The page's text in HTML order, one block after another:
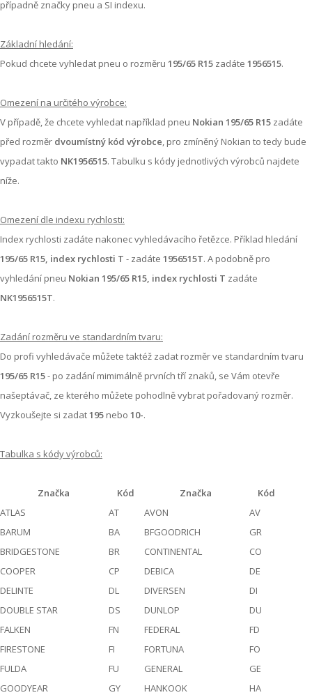
případně značky pneu a SI indexu.
Základní hledání:
Pokud chcete vyhledat pneu o rozměru 195/65 R15 zadáte 1956515.
Omezení na určitého výrobce:
V případě, že chcete vyhledat například pneu Nokian 195/65 R15 zadáte
před rozměr dvoumístný kód výrobce, pro zmíněný Nokian to tedy bude
vypadat takto NK1956515. Tabulku s kódy jednotlivých výrobců najdete
níže.
Omezení dle indexu rychlosti:
Index rychlosti zadáte nakonec vyhledávacího řetězce. Příklad hledání
195/65 R15, index rychlosti T - zadáte 1956515T. A podobně pro
vyhledání pneu Nokian 195/65 R15, index rychlosti T zadáte
NK1956515T.
Zadání rozměru ve standardním tvaru:
Do profi vyhledávače můžete taktéž zadat rozměr ve standardním tvaru
195/65 R15- po zadání mimimálně prvních tří znaků, se Vám otevře
našeptávač, ze kterého můžete pohodlně vybrat pořadovaný rozměr.
Vyzkoušejte si zadat195 nebo 10-.
Tabulka s kódy výrobců:
Značka Kód Značka
Kód
ATLAS
AT AVON
AV
BARUM
BA BFGOODRICH
GR
BRIDGESTONE
BR CONTINENTAL
CO
COOPER
CP DEBICA
DE
DELINTE
DL DIVERSEN
DI
DOUBLE STAR
DS DUNLOP
DU
FALKEN
FN FEDERAL
FD
FIRESTONE
FI FORTUNA
FO
FULDA
FU GENERAL
GE
GOODYEAR
GY HANKOOK
HA